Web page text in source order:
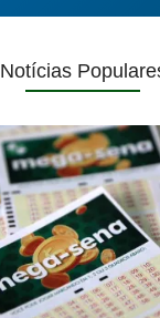
Notícias